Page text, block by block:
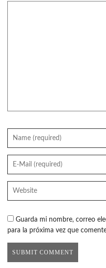
Guarda mi nombre, correo
para la próxima vez que